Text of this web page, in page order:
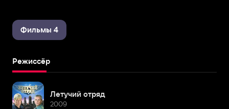
Фильмы 4
Режиссёр
Летучий отряд
2009